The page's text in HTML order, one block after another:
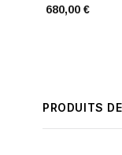
680,00 €
PRODUITS